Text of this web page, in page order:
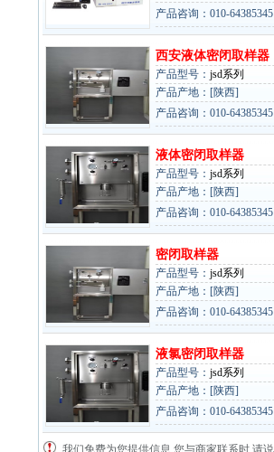
产品咨询：010-64385345
西安液体密闭取样器
产品型号： jsd系列
产品产地：[陕西]
产品咨询：010-64385345
液体密闭取样器
产品型号： jsd系列
产品产地：[陕西]
产品咨询：010-64385345
密闭取样器
产品型号： jsd系列
产品产地：[陕西]
产品咨询：010-64385345
液氯密闭取样器
产品型号： jsd系列
产品产地：[陕西]
产品咨询：010-64385345
我们免费为您提供信息,您与商家联系时,请